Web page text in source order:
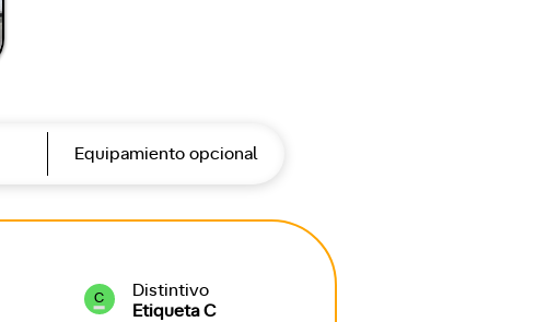
Equipamiento opcional
C
Distintivo
Etiqueta C